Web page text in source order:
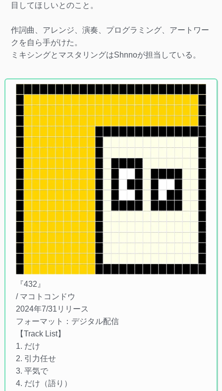
目してほしいとのこと。
作詞曲、アレンジ、演奏、プログラミング、アートワー
クを自ら手がけた。
ミキシングとマスタリングはShnnoが担当している。
『432』
/ マコトコンドウ
2024年7/31リリース
フォーマット：デジタル配信
【Track List】
1. だけ
2. 引力任せ
3. 平気で
4. だけ（語り）